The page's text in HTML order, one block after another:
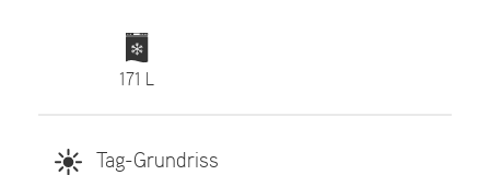
171 L
Tag-Grundriss